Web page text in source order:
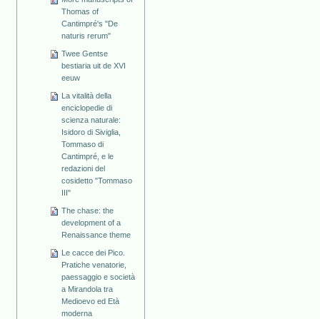
Thomas of
Cantimpré's "De
naturis rerum"
Twee Gentse
bestiaria uit de XVI
eeuw
La vitalità della
enciclopedie di
scienza naturale:
Isidoro di Siviglia,
Tommaso di
Cantimpré, e le
redazioni del
cosidetto "Tommaso
III"
The chase: the
development of a
Renaissance theme
Le cacce dei Pico.
Pratiche venatorie,
paessaggio e società
a Mirandola tra
Medioevo ed Età
moderna